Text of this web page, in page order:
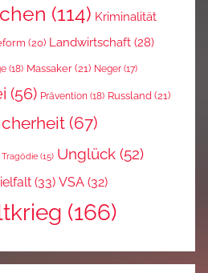
(114) Kriminalität
(20) Landwirtschaft (28)
(18) Massaker (21) Neger (17)
(56) Prävention (18) Russland (21)
(67)
Tragödie (15) Unglück (52)
(33) VSA (32)
(166)